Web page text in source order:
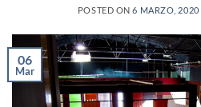
POSTED ON6 MARZO, 2020
06
Mar